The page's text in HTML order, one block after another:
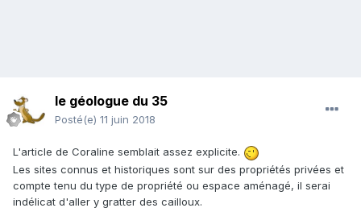
le géologue du 35
Posté(e) 11 juin 2018
L'article de Coraline semblait assez explicite.
Les sites connus et historiques sont sur des propriétés privées et
compte tenu du type de propriété ou espace aménagé, il serai
indélicat d'aller y gratter des cailloux.